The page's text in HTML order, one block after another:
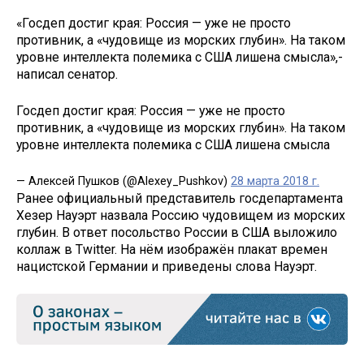
«Госдеп достиг края: Россия — уже не просто
противник, а «чудовище из морских глубин». На таком
уровне интеллекта полемика с США лишена смысла»,-
написал сенатор.
Госдеп достиг края: Россия — уже не просто
противник, а «чудовище из морских глубин». На таком
уровне интеллекта полемика с США лишена смысла
— Алексей Пушков (@Alexey_Pushkov) 28 марта 2018 г.
Ранее официальный представитель госдепартамента
Хезер Науэрт назвала Россию чудовищем из морских
глубин. В ответ посольство России в США выложило
коллаж в Twitter. На нём изображён плакат времен
нацистской Германии и приведены слова Науэрт.